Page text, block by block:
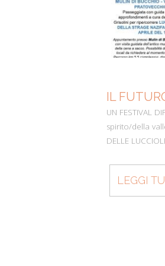
IL
UN FESTIVAL
spirito/della
DELLE
LEGGI